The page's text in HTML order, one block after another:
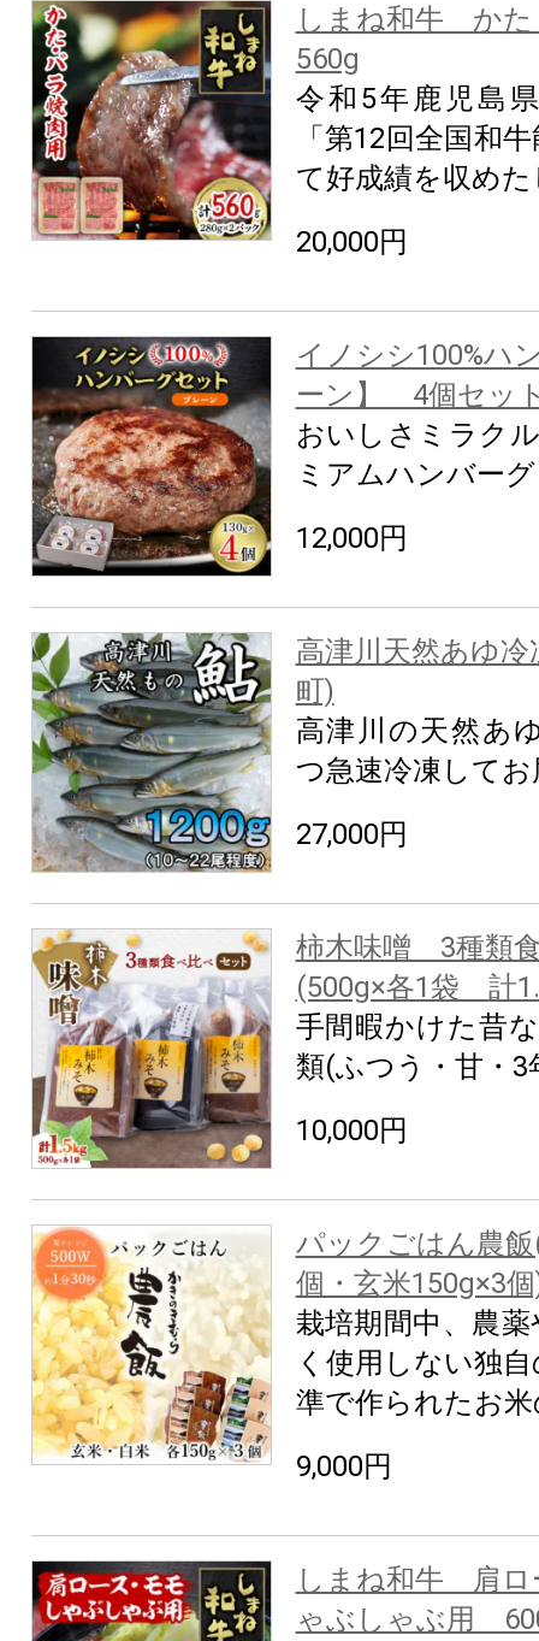
しまね和牛 か
560g
令和5年鹿児島
「第12回全国和
て好成績を収め
20,000円
イノシシ100%ハ
ーン】 4個セッ
おいしさミラク
ミアムハンバーグ
12,000円
高津川天然あゆ
町)
高津川の天然あ
つ急速冷凍して
27,000円
柿木味噌 3種類
(500g×各1袋 計
手間暇かけた昔
類(ふつう・甘・3
10,000円
パックごはん農
個・玄米150g×3
栽培期間中、農
く使用しない独
準で作られたお
9,000円
しまね和牛 肩ロ
ゃぶしゃぶ用